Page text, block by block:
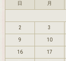
日 月
2 3
9 10
16 17